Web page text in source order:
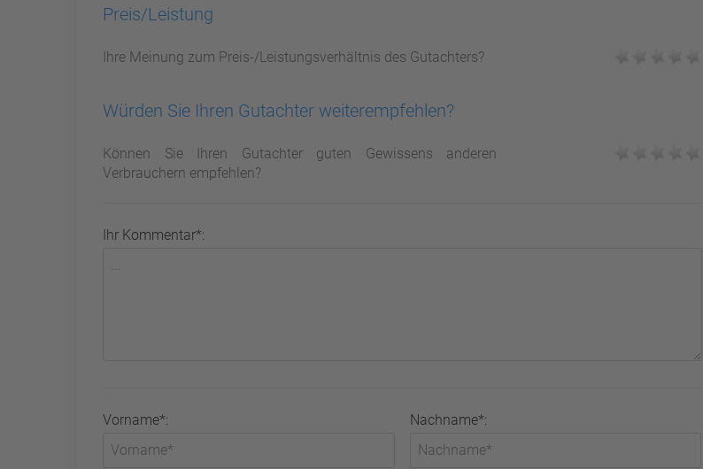
Preis/Leistung
Ihre Meinung zum Preis-/Leistungsverhältnis des Gutachters?
Würden Sie Ihren Gutachter weiterempfehlen?
Können Sie Ihren Gutachter guten Gewissens anderen
Verbrauchern empfehlen?
Ihr Kommentar*:
Vorname*: Nachname*: